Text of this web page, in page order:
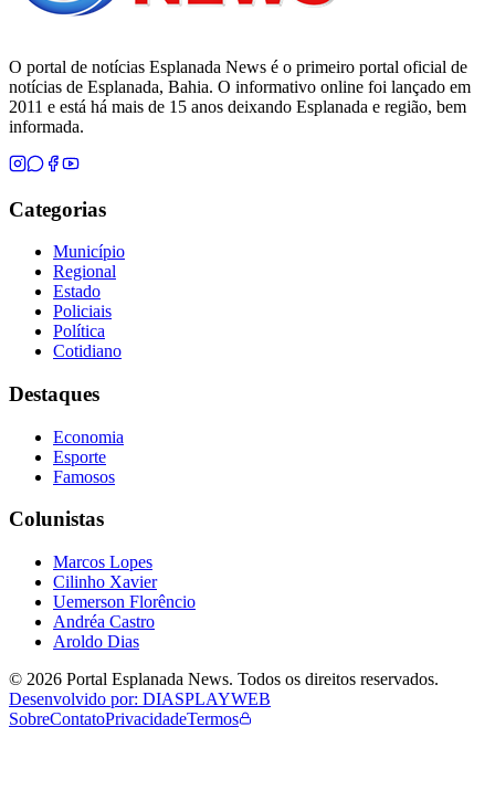
O portal de notícias Esplanada News é o primeiro portal oficial de
notícias de Esplanada, Bahia. O informativo online foi lançado em
2011 e está há mais de 15 anos deixando Esplanada e região, bem
informada.
Categorias
Município
Regional
Estado
Policiais
Política
Cotidiano
Destaques
Economia
Esporte
Famosos
Colunistas
Marcos Lopes
Cilinho Xavier
Uemerson Florêncio
Andréa Castro
Aroldo Dias
© 2026 Portal Esplanada News. Todos os direitos reservados.
Desenvolvido por: DIASPLAYWEB
SobreContatoPrivacidadeTermos